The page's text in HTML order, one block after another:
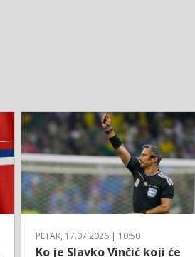
PETAK, 17.07.2026 | 10:50
Ko je Slavko Vinčić koji će